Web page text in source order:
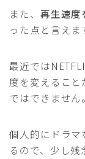
また、 再生速度
った点と言えま
最近では
度を変えるこ
ではできません。
個人的にドラマ
るので、少し残